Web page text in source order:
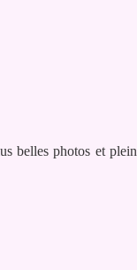
belles photos et plein